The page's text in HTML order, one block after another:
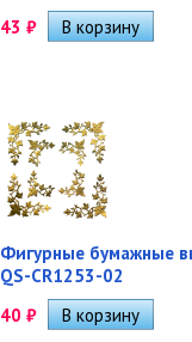
43 ₽
Фигурные бумажные
QS-CR1253-02
40 ₽